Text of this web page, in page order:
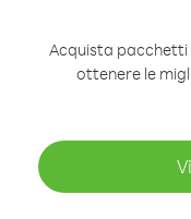
Acquista pacchetti
ottenere le